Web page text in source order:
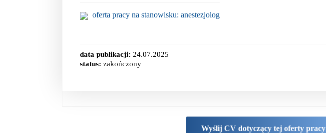
oferta pracy na stanowisku: anestezjolog
data publikacji: 24.07.2025
status:zakończony
Wyślij CV dotyczący tej oferty pracy